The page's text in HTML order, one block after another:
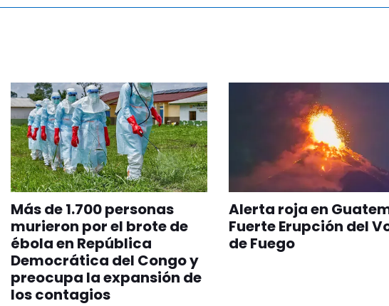
Más de 1.700 personas
murieron por el brote de
ébola en República
Democrática del Congo y
preocupa la expansión de
los contagios
Alerta roja en
Fuerte Erupción del
de Fuego